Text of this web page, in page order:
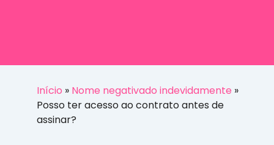
Início » Nome negativado indevidamente »
Posso ter acesso ao contrato antes de
assinar?